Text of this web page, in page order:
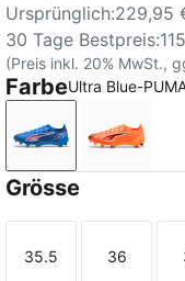
Ursprünglich:229,95
30 Tage Bestpreis:
(Preis inkl. 20% MwSt.,
FarbeUltra Blue-
Ultra Blue-PUMA
Heat
Grösse
Größe
35.5
Größe
36